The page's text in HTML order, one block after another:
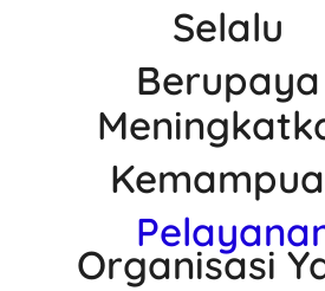
Selalu
Berupaya
Organisasi